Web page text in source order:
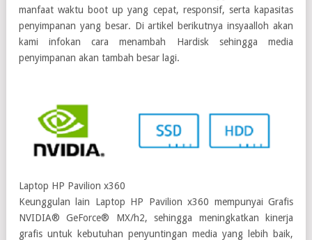
manfaat waktu boot up yang cepat, responsif, serta kapasitas
penyimpanan yang besar. Di artikel berikutnya insyaalloh akan
kami infokan cara menambah Hardisk sehingga media
penyimpanan akan tambah besar lagi.
Laptop HP Pavilion x360
Keunggulan lain Laptop HP Pavilion x360 mempunyai Grafis
NVIDIA® GeForce® MX/h2, sehingga meningkatkan kinerja
grafis untuk kebutuhan penyuntingan media yang lebih baik,